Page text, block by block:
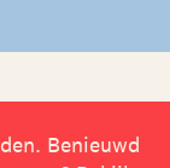
Benieuwd